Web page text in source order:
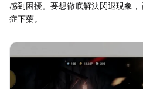
感到困擾。要想徹底解決閃退現象
症下藥。